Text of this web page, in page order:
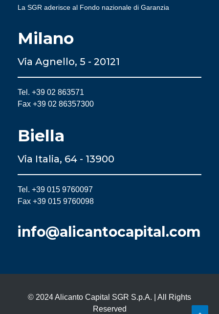
La SGR aderisce al Fondo nazionale di Garanzia
Milano
Via Agnello, 5 - 20121
Tel. +39 02 863571
Fax +39 02 86357300
Biella
Via Italia, 64 - 13900
Tel. +39 015 9760097
Fax +39 015 9760098
info@alicantocapital.com
© 2024 Alicanto Capital SGR S.p.A. | All Rights
Reserved